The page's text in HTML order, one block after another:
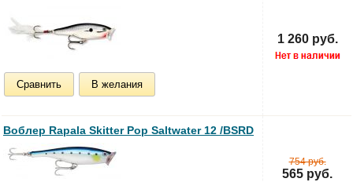
Сравнить В желания
1 260 руб.
Воблер Rapala Skitter Pop Saltwater 12 /BSRD
754 руб.
565 руб.